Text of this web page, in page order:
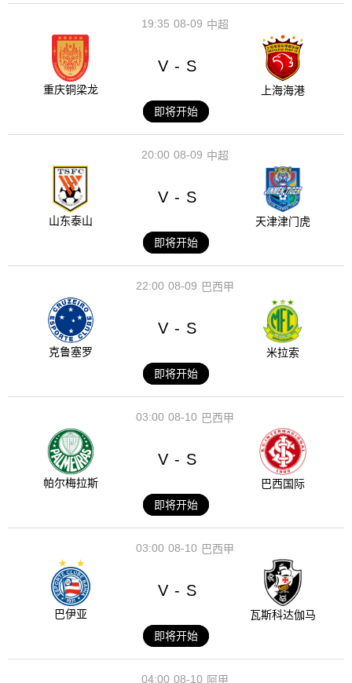
08-09
19:35 中超
重庆铜梁龙
V - S
上海海港
即将开始
08-09
20:00 中超
山东泰山
V - S
天津津门虎
即将开始
08-09
22:00 巴西甲
克鲁塞罗
V - S
米拉索
即将开始
08-10
03:00 巴西甲
帕尔梅拉斯
V - S
巴西国际
即将开始
08-10
03:00 巴西甲
巴伊亚
V - S
瓦斯科达伽马
即将开始
08-10
04:00 阿甲